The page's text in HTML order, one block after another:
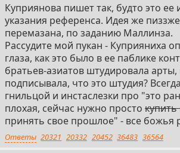
Куприянова пишет так, будто это ее
указания референса. Идея же
перемазана, по заданию Маллинза.
Рассудите мой пукан - Куприяниха
глаза, как это было в ее паблике
братьев-азиатов штудировала
подписывала, что это штудия?
гнильцой и инстаслезки про "это
плохая, сейчас нужно просто
принять свое прошлое" - все божья
Ответы 20321 20332 20452 36483 36564